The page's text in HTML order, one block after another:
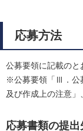
応募方法
公募要領に記載のと
※公募要領「Ⅲ．公
及び作成上の注意
応募書類の提出